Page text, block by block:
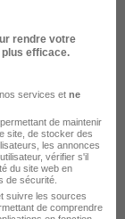
SIRH
30/06/26
rendre votre
plus efficace.
services et ne
permettant de maintenir
site, de stocker des
les annonces
vérifier s'il
du site web en
de sécurité.
suivre les sources
de comprendre